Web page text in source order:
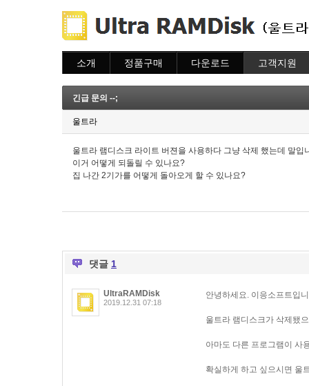
소개 정품구매
이용안내
다운로드 고객지원
질문하기
긴급 문의 --;
울트라
울트라 램디스크 라이트 버젼을 사용하다 그냥 삭제 했는데 말
이거 어떻게 되돌릴 수 있나요?
집 나간 2기가를 어떻게 돌아오게 할 수 있나요?
댓글 1
UltraRAMDisk
2019.12.31 07:18
안녕하세요. 이응소프트입
울트라 램디스크가 삭제됐
아마도 다른 프로그램이 사
확실하게 하고 싶으시면 울